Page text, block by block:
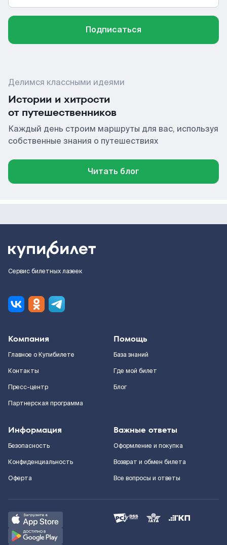
Подписаться
Делимся классными идеями
Истории и хитрости
от путешественников
Каждый день строим маршруты для вас, используя
собственные знания о путешествиях
Читать блог
Сервис билетных лазеек
Компания
Главное о Купибилете
Контакты
Пресс-центр
Партнерская программа
Помощь
База знаний
Где мой билет
Блог
Информация
Безопасность
Конфиденциальность
Оферта
Важные ответы
Оформление и покупка
Возврат и обмен билета
Все вопросы и ответы